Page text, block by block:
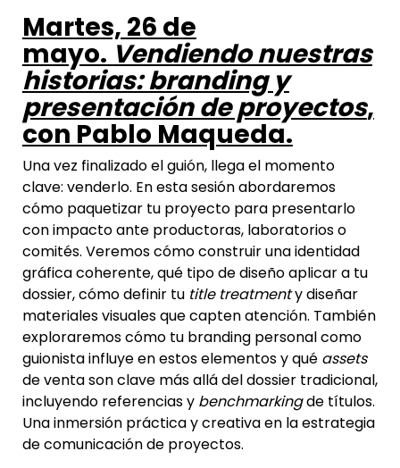
Martes, 26 de
mayo. Vendiendo nuestras
historias: branding y
presentación de proyectos,
con Pablo Maqueda.
Una vez finalizado el guión, llega el momento
clave: venderlo. En esta sesión abordaremos
cómo paquetizar tu proyecto para presentarlo
con impacto ante productoras, laboratorios o
comités. Veremos cómo construir una identidad
gráfica coherente, qué tipo de diseño aplicar a tu
dossier, cómo definir tu title treatmenty diseñar
materiales visuales que capten atención. También
exploraremos cómo tu branding personal como
guionista influye en estos elementos y qué assets
de venta son clave más allá del dossier tradicional,
incluyendo referencias y benchmarkingde títulos.
Una inmersión práctica y creativa en la estrategia
de comunicación de proyectos.